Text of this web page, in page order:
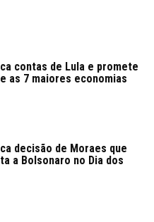
contas de Lula e promete
as 7 maiores economias
decisão de Moraes que
a Bolsonaro no Dia dos